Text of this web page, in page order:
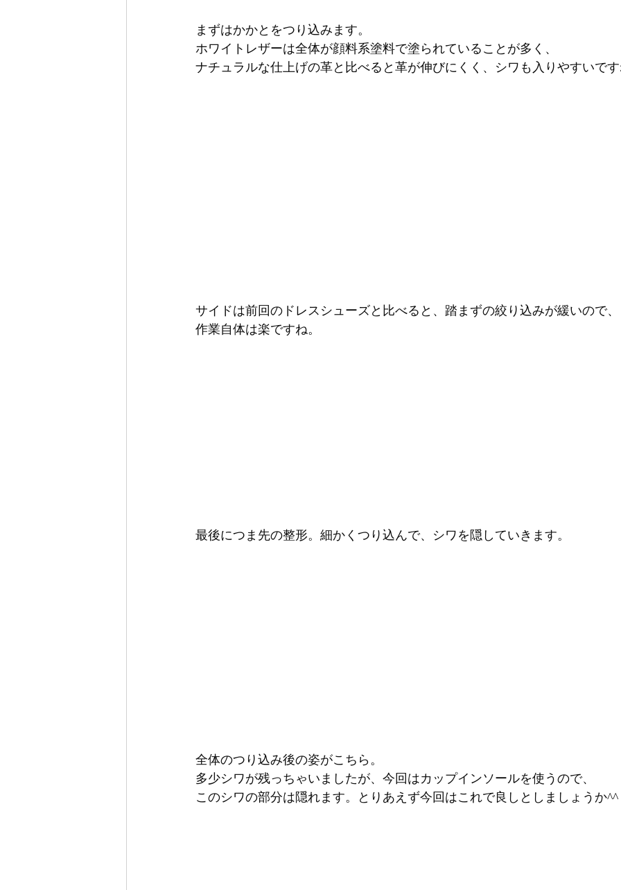
まずはかかとをつり込みます。
ホワイトレザーは全体が顔料系塗料で塗られていることが多く、
ナチュラルな仕上げの革と比べると革が伸びにくく、シワも入りやすいで
サイドは前回のドレスシューズと比べると、踏まずの絞り込みが緩いので、
作業自体は楽ですね。
最後につま先の整形。細かくつり込んで、シワを隠していきます。
全体のつり込み後の姿がこちら。
多少シワが残っちゃいましたが、今回はカップインソールを使うので、
このシワの部分は隠れます。とりあえず今回はこれで良しとしましょうか^^